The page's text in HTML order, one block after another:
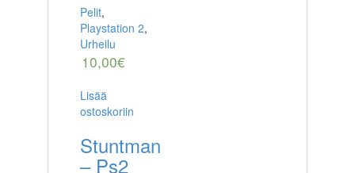
Pelit,
Playstation 2,
Urheilu
10,00€
Lisää
ostoskoriin
Stuntman
– Ps2